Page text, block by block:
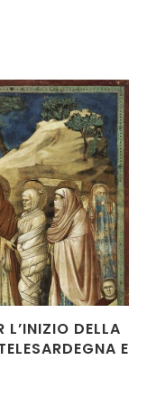
L’INIZIO DELLA
E